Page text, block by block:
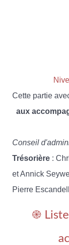
Cette partie
aux
Conseil
Trésorière :
et Annick
Pierre Escandell
֎